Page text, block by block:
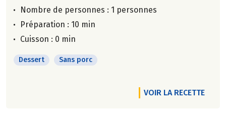
Nombre de personnes : 1 personnes
Préparation : 10 min
Cuisson : 0 min
Dessert Sans porc
VOIR LA RECETTE